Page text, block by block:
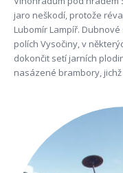
jaro neškodí, protože
Lubomír Lampíř.
polích Vysočiny, v
dokončit setí jarních
nasázené brambory,